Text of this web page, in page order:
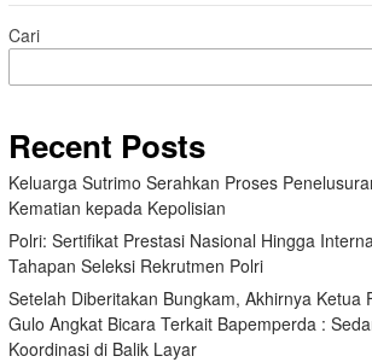
Cari
Recent Posts
Keluarga Sutrimo Serahkan Proses
Kematian kepada Kepolisian
Polri: Sertifikat Prestasi Nasional Hingga
Tahapan Seleksi Rekrutmen Polri
Setelah Diberitakan Bungkam, Akhirnya Ketua
Gulo Angkat Bicara Terkait Bapemperda :
Koordinasi di Balik Layar